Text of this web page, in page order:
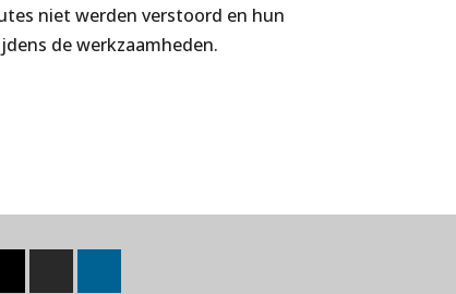
niet werden verstoord en hun
de werkzaamheden.